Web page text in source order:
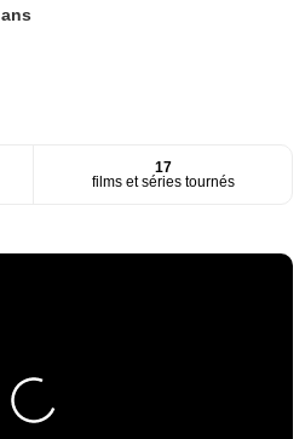
ans
17
films et séries tournés